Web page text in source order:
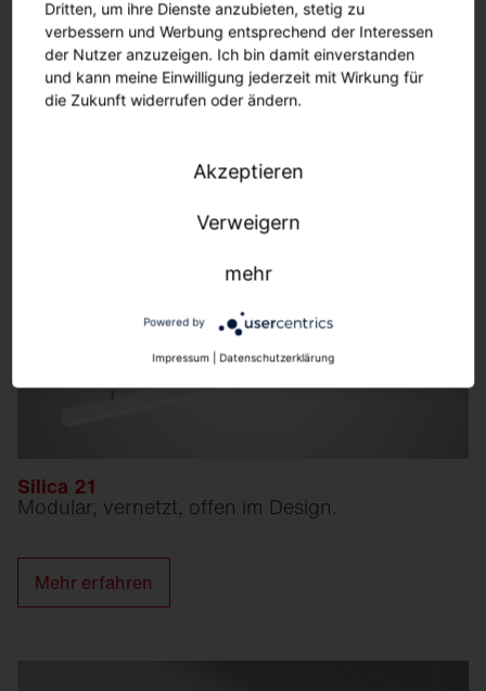
Streetlight SL 21 iQ
Für die größtmögliche Zukunftssicherheit Ihrer
Beleuchtung.
Silica 21
Modular, vernetzt, offen im Design.
Mehr erfahren
Dritten, um ihre Dienste anzubieten, stetig zu
verbessern und Werbung entsprechend der Interessen
der Nutzer anzuzeigen. Ich bin damit einverstanden
und kann meine Einwilligung jederzeit mit Wirkung für
die Zukunft widerrufen oder ändern.
Akzeptieren
Verweigern
mehr
Powered by
Impressum | Datenschutzerklärung